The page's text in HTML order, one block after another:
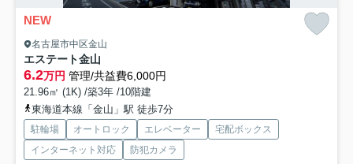
NEW
名古屋市中区金山
エステート金山
6.2万円 管理/共益費6,000円
21.96㎡ (1K) /築3年 /10階建
東海道本線「金山」駅 徒歩7分
駐輪場 オートロック エレベーター
宅配ボックス
インターネット対応
防犯カメラ